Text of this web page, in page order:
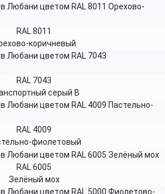
RAL 8011
коричневый
RAL 7043
серый B
RAL 4009
фиолетовый
RAL 6005
Зелёный мох